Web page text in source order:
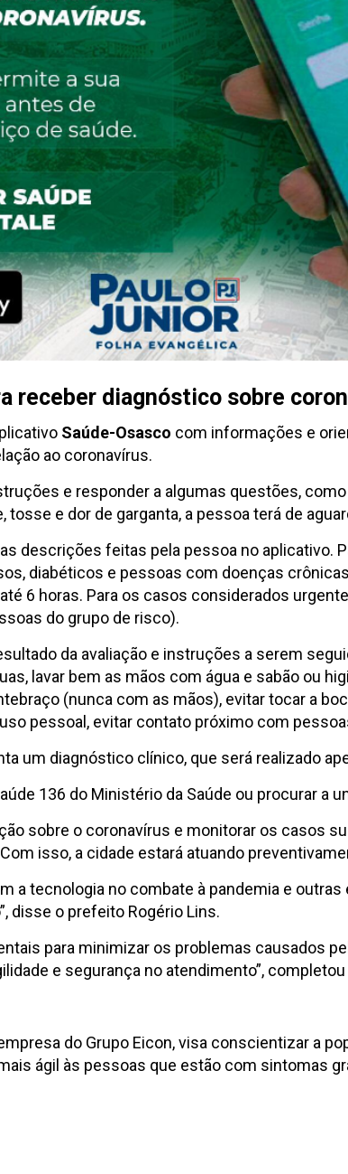
receber diagnóstico sobre
Saúde-Osasco com informações e
ao coronavírus.
e responder a algumas questões,
e dor de garganta, a pessoa terá de
descrições feitas pela pessoa no aplicativo.
diabéticos e pessoas com doenças
6 horas. Para os casos considerados
do grupo de risco).
da avaliação e instruções a serem
lavar bem as mãos com água e sabão ou
(nunca com as mãos), evitar tocar a
pessoal, evitar contato próximo com
um diagnóstico clínico, que será realizado
136 do Ministério da Saúde ou procurar a
sobre o coronavírus e monitorar os casos
isso, a cidade estará atuando
a tecnologia no combate à pandemia e
disse o prefeito Rogério Lins.
para minimizar os problemas causados
e segurança no atendimento”,
do Grupo Eicon, visa conscientizar a
ágil às pessoas que estão com sintomas